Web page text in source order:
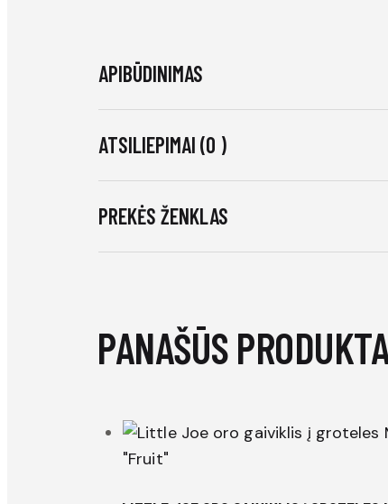
APIBŪDINIMAS
ATSILIEPIMAI (0 )
PREKĖS ŽENKLAS
PANAŠŪS